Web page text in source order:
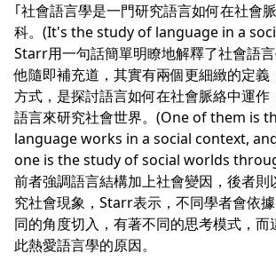
｢社會語言學是一門研究語言如何在社會
科。(It's the study of language in a
Starr用一句話簡單明瞭地解釋了社會語言
他隨即補充道，其實有兩個更細緻的定義
方式，是探討語言如何在社會脈絡中運作
語言來研究社會世界。(One of them is
language works in a social context,
one is the study of social worlds
前者強調語言結構加上社會變因，後者則
究社會現象，Starr表示，不同學者會依
同的角度切入，有著不同的思考模式，
此熱愛語言學的原因。